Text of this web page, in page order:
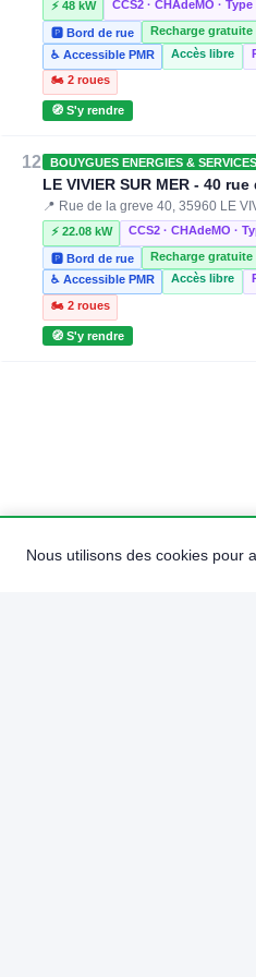
Nous utilisons des cookies pour
⚡ 48 kW CCS2 · CHAdeMO · Type
🅿️ Bord de rue Recharge gratuite
♿ Accessible PMR
Accès libre
🏍️ 2 roues
🧭 S'y rendre
12 BOUYGUES ENERGIES & SERVICES
LE VIVIER SUR MER - 40
📍 Rue de la greve 40, 35960 LE
⚡ 22.08 kW CCS2 · CHAdeMO ·
🅿️ Bord de rue Recharge gratuite
♿ Accessible PMR
Accès libre
🏍️ 2 roues
🧭 S'y rendre